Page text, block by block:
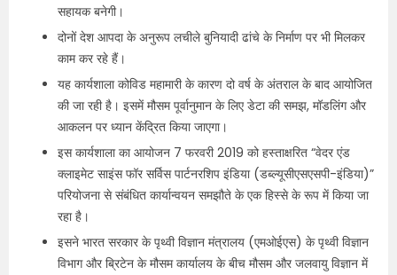
सहायक बनेगी।
दोनों देश आपदा के अनुरूप लचीले बुनियादी ढांचे के निर्माण पर भी मिलकर
काम कर रहे हैं।
यह कार्यशाला कोविड महामारी के कारण दो वर्ष के अंतराल के बाद आयोजित
की जा रही है। इसमें मौसम पूर्वानुमान के लिए डेटा की समझ, मॉडलिंग और
आकलन पर ध्यान केंद्रित किया जाएगा।
इस कार्यशाला का आयोजन 7 फरवरी 2019 को हस्ताक्षरित “वेदर एंड
क्लाइमेट साइंस फॉर सर्विस पार्टनरशिप इंडिया (डब्ल्यूसीएसएसपी-इंडिया)”
परियोजना से संबंधित कार्यान्वयन समझौते के एक हिस्से के रूप में किया जा
रहा है।
इसने भारत सरकार के पृथ्वी विज्ञान मंत्रालय (एमओईएस) के पृथ्वी विज्ञान
विभाग और ब्रिटेन के मौसम कार्यालय के बीच मौसम और जलवायु विज्ञान में